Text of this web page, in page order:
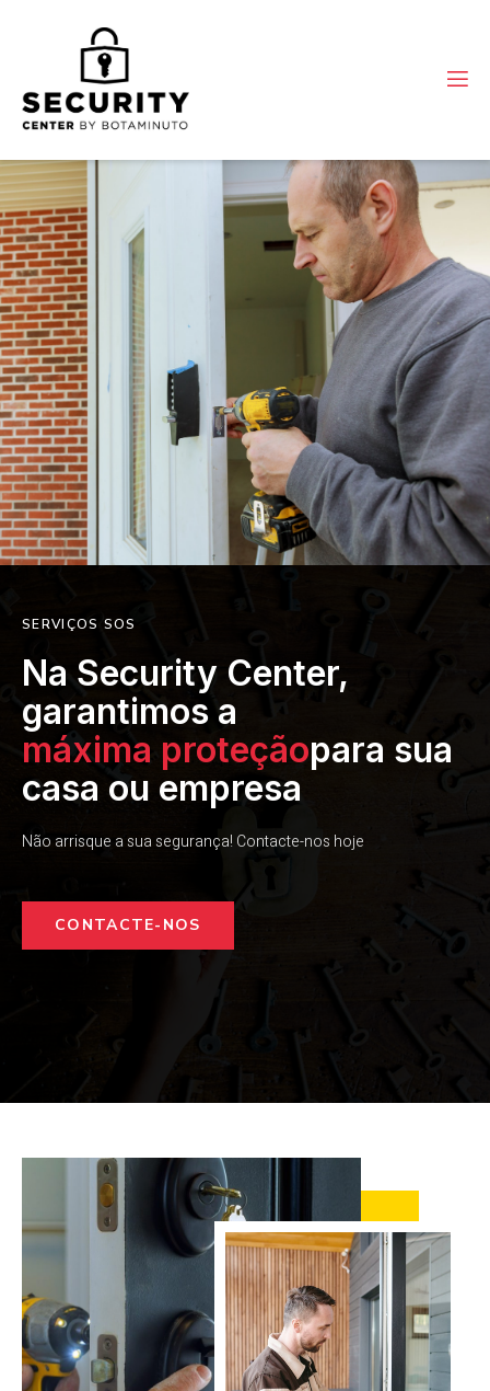
SERVIÇOS SOS
Na Security Center,
garantimos a
máxima proteçãopara sua
casa ou empresa
Não arrisque a sua segurança! Contacte-nos hoje
CONTACTE-NOS